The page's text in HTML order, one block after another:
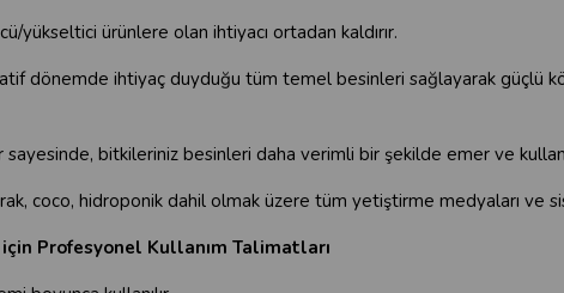
yükseltici ürünlere olan ihtiyacı ortadan kaldırır.
dönemde ihtiyaç duyduğu tüm temel besinleri sağlayarak güçlü
bitkileriniz besinleri daha verimli bir şekilde emer ve
coco, hidroponik dahil olmak üzere tüm yetiştirme medyaları ve
Profesyonel Kullanım Talimatları